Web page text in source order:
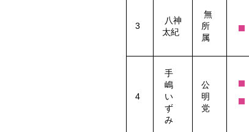
3
八神
太紀
無
所
属
4
手
嶋
い
ず
み
公
明
党